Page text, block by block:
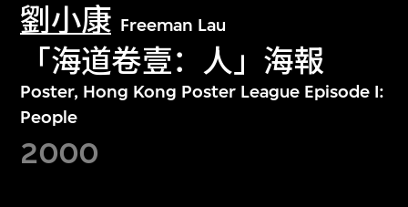
劉小康 Freeman Lau
「海道卷壹：人」海報
Poster, Hong Kong Poster League Episode I:
People
2000